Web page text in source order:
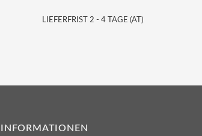
LIEFERFRIST 2 - 4 TAGE (AT)
INFORMATIONEN